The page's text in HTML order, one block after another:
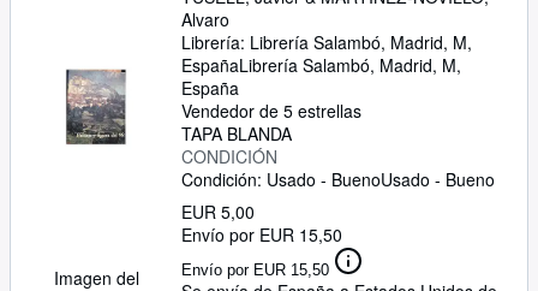
Imagen del
Alvaro
Librería: Librería Salambó, Madrid, M,
EspañaLibrería Salambó, Madrid, M,
España
Vendedor de 5 estrellas
TAPA BLANDA
CONDICIÓN
Condición: Usado - BuenoUsado - Bueno
EUR 5,00
Envío por EUR 15,50
Envío por EUR 15,50